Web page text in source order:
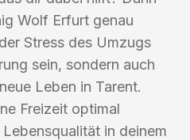
Wolf Erfurt genau
Stress des Umzugs
sein, sondern auch
Leben in Tarent.
Freizeit optimal
in deinem